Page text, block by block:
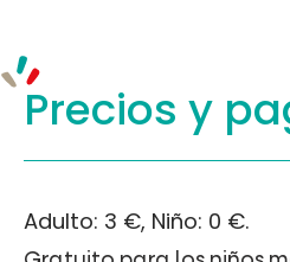
Precios y
Adulto: 3 €, Niño: 0 €.